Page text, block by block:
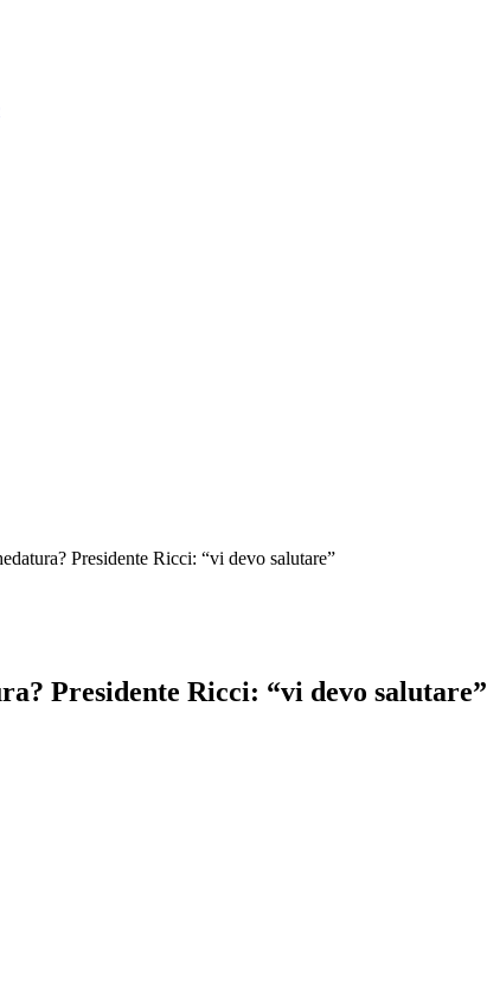
Presidente Ricci: “vi devo salutare”
Presidente Ricci: “vi devo salutare”